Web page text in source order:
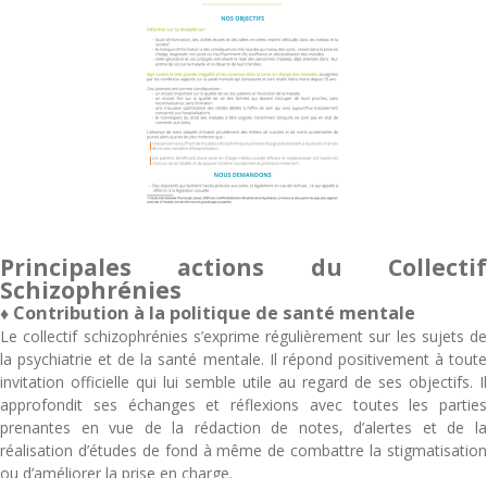
Principales actions du Collectif
Schizophrénies
♦ Contribution à la politique de santé mentale
Le collectif schizophrénies s’exprime régulièrement sur les sujets de
la psychiatrie et de la santé mentale. Il répond positivement à toute
invitation officielle qui lui semble utile au regard de ses objectifs. Il
approfondit ses échanges et réflexions avec toutes les parties
prenantes en vue de la rédaction de notes, d’alertes et de la
réalisation d’études de fond à même de combattre la stigmatisation
ou d’améliorer la prise en charge.